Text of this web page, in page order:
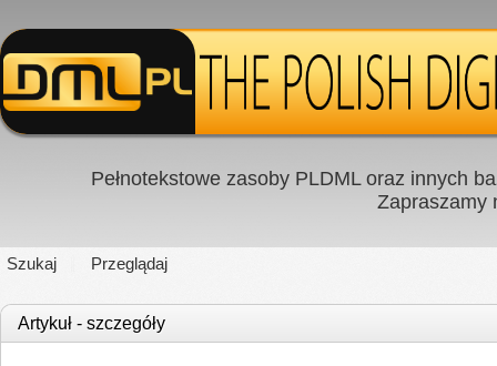
Pełnotekstowe zasoby PLDML oraz innych
Zapraszamy
Szukaj Przeglądaj
Artykuł - szczegóły